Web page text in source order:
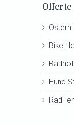
Offerte
Ostern
Bike
Hund